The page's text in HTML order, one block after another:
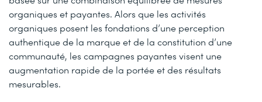
organiques et payantes. Alors que les activités
organiques posent les fondations d’une perception
authentique de la marque et de la constitution d’une
communauté, les campagnes payantes visent une
augmentation rapide de la portée et des résultats
mesurables.